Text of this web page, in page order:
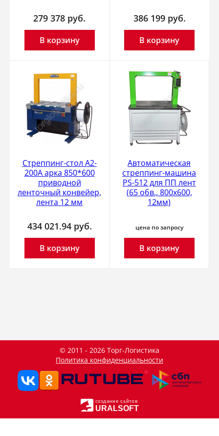
279 378 руб.
В корзину
386 199 руб.
В корзину
Стреппинг-стол A2-
200A арка 850*600
приводной
ленточный конвейер,
лента 12 мм
434 021.94 руб.
В корзину
Автоматическая
стреппинг-машина
PS-512 для ПП лент
(65 обв., 800х600,
12мм)
цена по запросу
В корзину
© 2011 - 2026 Торг-Логистика
Политика конфиденциальности
создание сайтов
URALSOFT